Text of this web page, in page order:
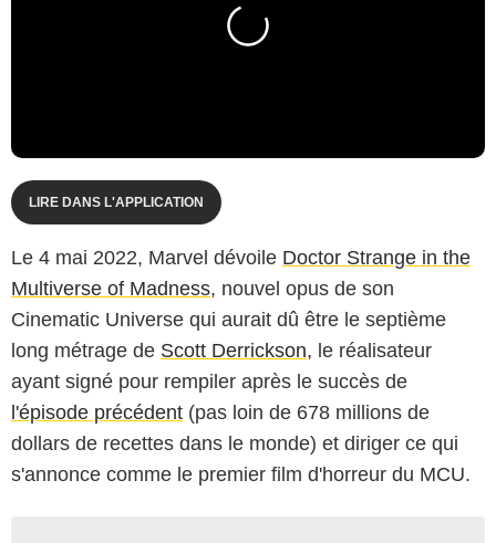
LIRE DANS L'APPLICATION
Le 4 mai 2022, Marvel dévoile Doctor Strange in the
Multiverse of Madness, nouvel opus de son
Cinematic Universe qui aurait dû être le septième
long métrage de Scott Derrickson, le réalisateur
ayant signé pour rempiler après le succès de
l'épisode précédent (pas loin de 678 millions de
dollars de recettes dans le monde) et diriger ce qui
s'annonce comme le premier film d'horreur du MCU.